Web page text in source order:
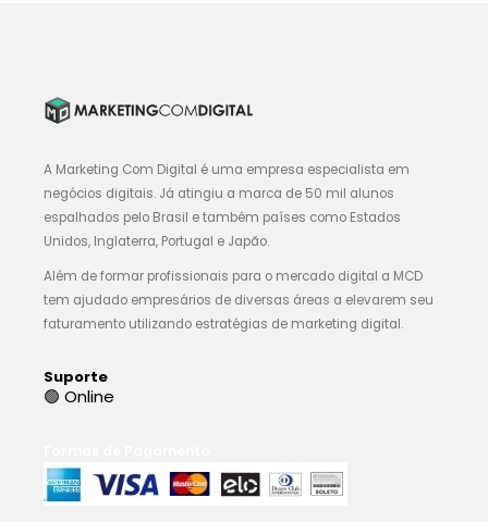
A Marketing Com Digital é uma empresa especialista em
negócios digitais. Já atingiu a marca de 50 mil alunos
espalhados pelo Brasil e também países como Estados
Unidos, Inglaterra, Portugal e Japão.
Além de formar profissionais para o mercado digital a MCD
tem ajudado empresários de diversas áreas a elevarem seu
faturamento utilizando estratégias de marketing digital.
Suporte
🟢 Online